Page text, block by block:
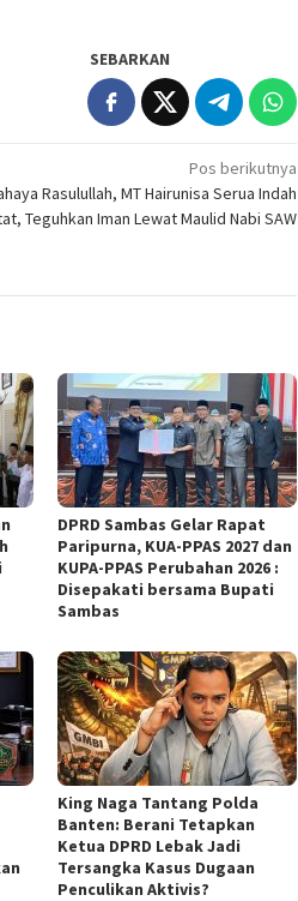
SEBARKAN
Pos berikutnya
Rasulullah, MT Hairunisa Serua Indah
Teguhkan Iman Lewat Maulid Nabi SAW
DPRD Sambas Gelar Rapat
Paripurna, KUA-PPAS 2027 dan
KUPA-PPAS Perubahan 2026 :
Disepakati bersama Bupati
Sambas
‎King Naga Tantang Polda
Banten: Berani Tetapkan
Ketua DPRD Lebak Jadi
Tersangka Kasus Dugaan
Penculikan Aktivis? ‎